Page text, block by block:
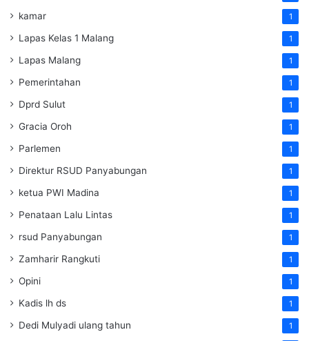
kamar 1
Lapas Kelas 1 Malang 1
Lapas Malang 1
Pemerintahan 1
Dprd Sulut 1
Gracia Oroh 1
Parlemen 1
Direktur RSUD Panyabungan 1
ketua PWI Madina 1
Penataan Lalu Lintas 1
rsud Panyabungan 1
Zamharir Rangkuti 1
Opini 1
Kadis lh ds 1
Dedi Mulyadi ulang tahun 1